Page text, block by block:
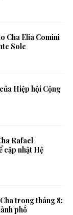
Cha Elia Comini
Sole
Hiệp hội Cộng
Rafael
cập nhật Hệ
trong tháng 8:
phố